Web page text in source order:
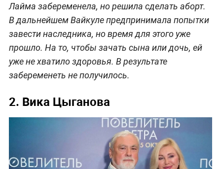
Лайма забеременела, но решила сделать аборт.
В дальнейшем Вайкуле предпринимала попытки
завести наследника, но время для этого уже
прошло. На то, чтобы зачать сына или дочь, ей
уже не хватило здоровья. В результате
забеременеть не получилось.
2. Вика Цыганова